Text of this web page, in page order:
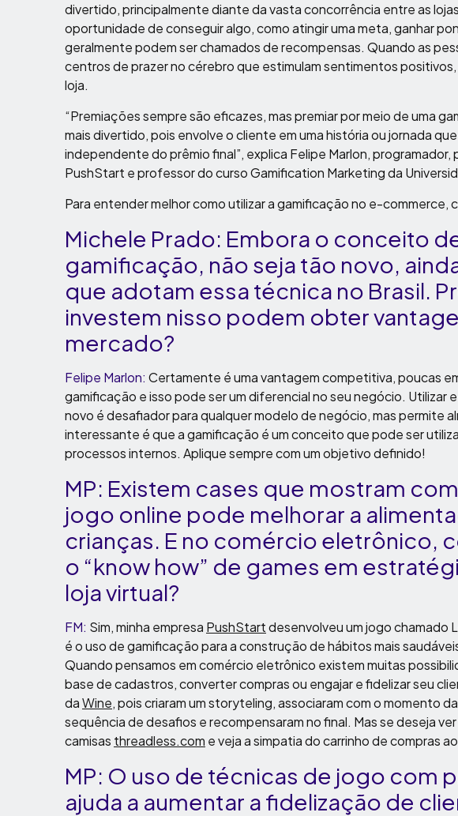
divertido, principalmente diante da vasta concorrência entre as
oportunidade de conseguir algo, como atingir uma meta, ganhar
geralmente podem ser chamados de recompensas. Quando as
centros de prazer no cérebro que estimulam sentimentos
loja.
“Premiações sempre são eficazes, mas premiar por meio de uma
mais divertido, pois envolve o cliente em uma história ou jornada
independente do prêmio final”, explica Felipe Marlon,
PushStart e professor do curso Gamification Marketing da
Para entender melhor como utilizar a gamificação no e-commerce,
Michele Prado: Embora o conceito
gamificação, não seja tão novo,
que adotam essa técnica no Brasil.
investem nisso podem obter
mercado?
Felipe Marlon: Certamente é uma vantagem competitiva, poucas
gamificação e isso pode ser um diferencial no seu negócio. Utilizar
novo é desafiador para qualquer modelo de negócio, mas permite
interessante é que a gamificação é um conceito que pode ser
processos internos. Aplique sempre com um objetivo definido!
MP: Existem cases que mostram
jogo online pode melhorar a
crianças. E no comércio eletrônico,
o “know how” de games em
loja virtual?
FM: Sim, minha empresa PushStartdesenvolveu um jogo chamado
é o uso de gamificação para a construção de hábitos mais
Quando pensamos em comércio eletrônico existem muitas
base de cadastros, converter compras ou engajar e fidelizar seu
daWine, pois criaram um storyteling, associaram com o momento
sequência de desafios e recompensaram no final. Mas se deseja
camisas threadless.com e veja a simpatia do carrinho de compras
MP: O uso de técnicas de jogo com
ajuda a aumentar a fidelização de